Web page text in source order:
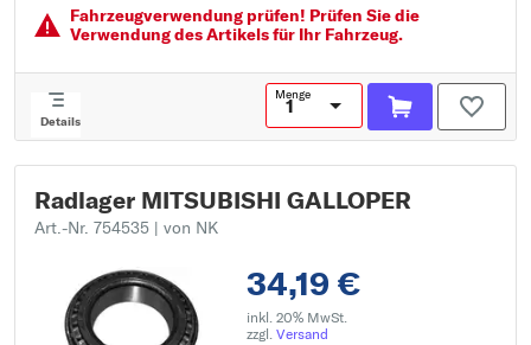
Einbauseite: Hinterachse beidseitig
Fahrzeugver­wendung prüfen! Prüfen Sie die
Verwendung des Artikels für Ihr Fahrzeug.
Details
Menge
Radlager MITSUBISHI GALLOPER
Art.-Nr. 754535 | von NK
34,19 €
inkl. 20% MwSt.
zzgl. Versand